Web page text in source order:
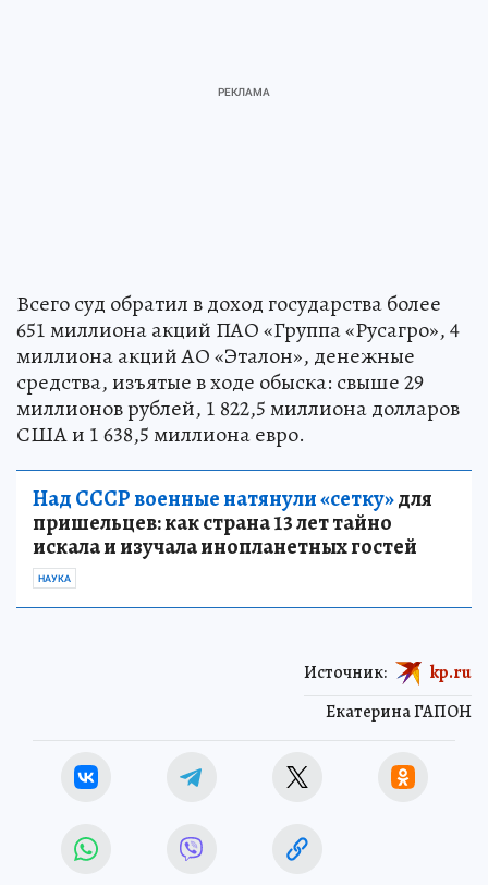
Всего суд обратил в доход государства более
651 миллиона акций ПАО «Группа «Русагро», 4
миллиона акций АО «Эталон», денежные
средства, изъятые в ходе обыска: свыше 29
миллионов рублей, 1 822,5 миллиона долларов
США и 1 638,5 миллиона евро.
Над СССР военные натянули «сетку»для
пришельцев: как страна 13 лет тайно
искала и изучала инопланетных гостей
НАУКА
Екатерина ГАПОН
Источник: kp.ru